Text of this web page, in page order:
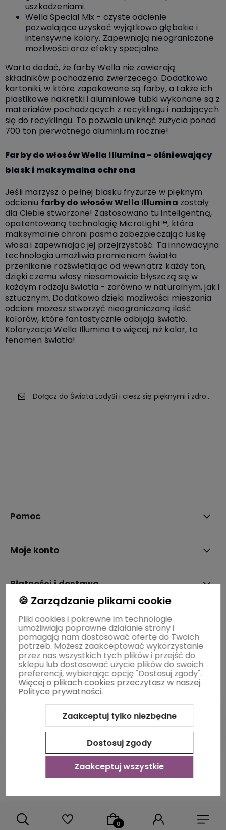
uszkodzeniami.
Wella Special Mix - czyste odcienie
pozwalające uzyskać wyjątkowo głębokie i
intensywne kolory. Zapewniają nieograniczone
możliwości oraz efekty specjalne.
Warto dodać, że farby Wella nie zawierają
składników pochodzenia zwierzęcego. Dodatkowo
kartoniki, w które zapakowane są farby, a także ich
plastikowe nakrętki i aluminiowe tubki wykonane są z
materiałów pochodzących z recyklingu i nadających
się do recyklingu. To pozwala uniknąć zużycia ponad
700 ton pierwotnego aluminium rocznie!
Farby do włosów Wella Illumina - olśniewający
blask i maksymalna ochrona
Jeśli marzysz o pełnej blasku fryzurze w pięknym
odcieniu farby do włosów Wella Illumina zostały
dla Ciebie stworzone! Zastosowano tu inteligentną,
opatentowaną technologię MicroLight™, która
maksymalnie chroni pasma zabezpieczając łuskę
włosa i zapewniając jej przejrzystość. Ta innowacyjna
technologia umożliwia promieniom światła
przenikanie rozświetlając od wewnątrz każdy ton,
dzięki czemu włosy niesamowicie błyszczą się w
każdym rodzaju światła - zarówno w naturalnym, jak i
sztucznym. Dodatkowo dzięki możliwości mieszania
odcieni możesz stworzyć nieograniczoną ilość
kolorów, które fantastycznie odbijają światło.
Koloryzacja Wella Illumina to więcej, niż kolor, to
fenomen światła!
Dołącz do Świata LadySi i ciesz się pięknymi i
Pomoc
Moje konto
Płatności i dostawa
Informacje
O nas
Sklep internetowy Shoper Premium
Szablon Shoper Modern
3.0™od GrowCommerce
🍪 Zarządzanie plikami cookie
Pliki cookies i pokrewne im technologie
umożliwiają poprawne działanie strony i
pomagają nam dostosować ofertę do Twoich
potrzeb. Możesz zaakceptować wykorzystanie
przez nas wszystkich tych plików i przejść do
sklepu lub dostosować użycie plików do swoich
preferencji, wybierając opcję "Dostosuj zgody".
Więcej o plikach cookies przeczytasz w naszej
Polityce prywatności.
Zaakceptuj tylko niezbędne
Dostosuj zgody
Zaakceptuj wszystkie